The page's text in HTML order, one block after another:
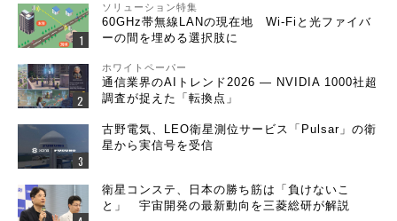
ソリューション特集
60GHz帯無線LANの現在地 Wi-Fiと光ファイバ
ーの間を埋める選択肢に
ホワイトペーパー
通信業界のAIトレンド2026 ― NVIDIA 1000社超
調査が捉えた「転換点」
古野電気、LEO衛星測位サービス「Pulsar」の衛
星から実信号を受信
衛星コンステ、日本の勝ち筋は「負けないこ
と」 宇宙開発の最新動向を三菱総研が解説